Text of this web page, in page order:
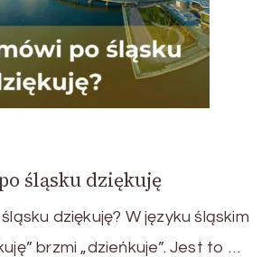
śląsku dziękuję
dziękuję? W języku śląskim
brzmi „dzieńkuje”. Jest to …